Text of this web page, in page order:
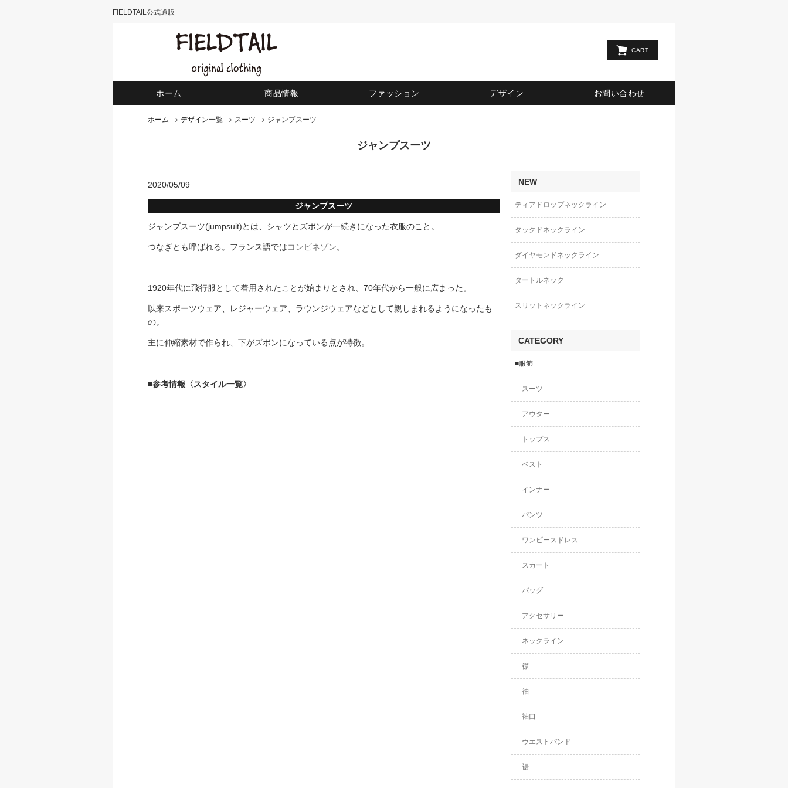
FIELDTAIL公式通販
CART
ホーム 商品情報 ファッション デザイン お問い合わせ
ホーム デザイン一覧 スーツ ジャンプスーツ
ジャンプスーツ
2020/05/09
ジャンプスーツ
ジャンプスーツ(jumpsuit)とは、シャツとズボンが一続きになった衣服のこと。
つなぎとも呼ばれる。フランス語ではコンビネゾン。
1920年代に飛行服として着用されたことが始まりとされ、70年代から一般に広まった。
以来スポーツウェア、レジャーウェア、ラウンジウェアなどとして親しまれるようになったも
の。
主に伸縮素材で作られ、下がズボンになっている点が特徴。
■参考情報〈スタイル一覧〉
NEW
ティアドロップネックライン
タックドネックライン
ダイヤモンドネックライン
タートルネック
スリットネックライン
CATEGORY
■服飾
スーツ
アウター
トップス
ベスト
インナー
パンツ
ワンピースドレス
スカート
バッグ
アクセサリー
ネックライン
襟
袖
袖口
ウエストバンド
裾